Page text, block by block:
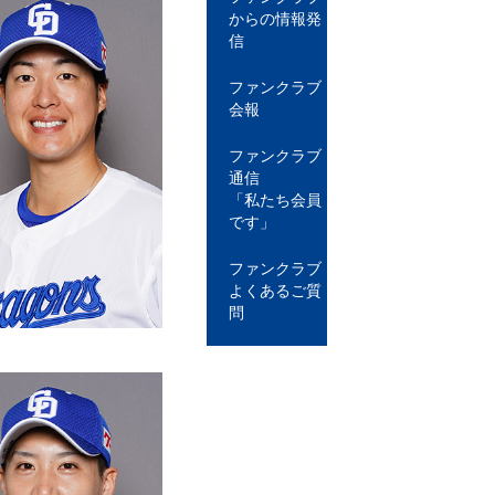
からの情報発
信
ファンクラブ
会報
ファンクラブ
通信
「私たち会員
です」
ファンクラブ
よくあるご質
問